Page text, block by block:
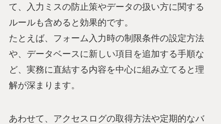
て、入力ミスの防止策やデータの扱い方に関する
ルールも含めると効果的です。
たとえば、フォーム入力時の制限条件の設定方法
や、データベースに新しい項目を追加する手順な
ど、実務に直結する内容を中心に組み立てると理
解が深まります。
あわせて、アクセスログの取得方法や定期的なバ